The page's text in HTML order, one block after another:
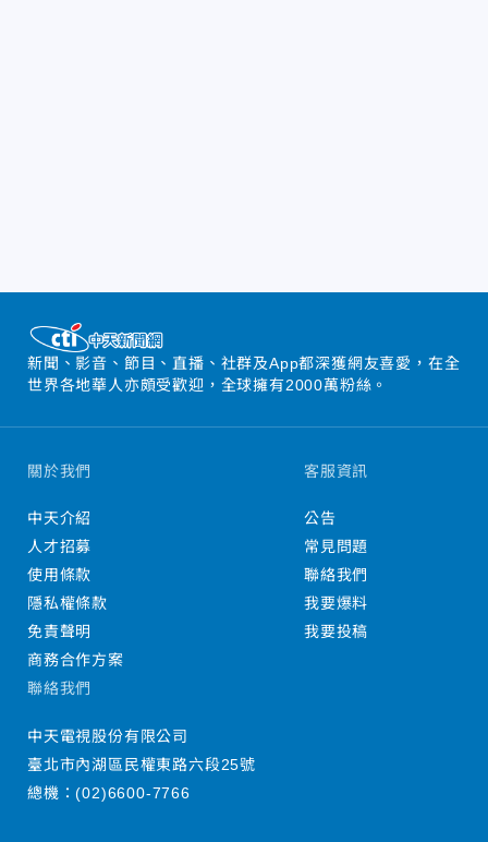
新聞、影音、節目、直播、社群及App都深獲網友喜愛，在全
世界各地華人亦頗受歡迎，全球擁有2000萬粉絲。
關於我們
中天介紹
人才招募
使用條款
隱私權條款
免責聲明
商務合作方案
客服資訊
公告
常見問題
聯絡我們
我要爆料
我要投稿
聯絡我們
中天電視股份有限公司
臺北市內湖區民權東路六段25號
總機：(02)6600-7766